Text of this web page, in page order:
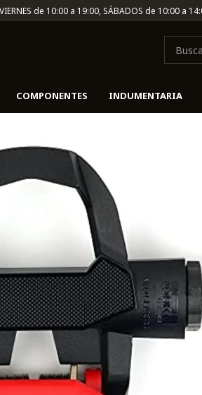
COMPONENTES INDUMENTARIA
de 10:00 a 19:00, SÁBADOS de 10:00 a